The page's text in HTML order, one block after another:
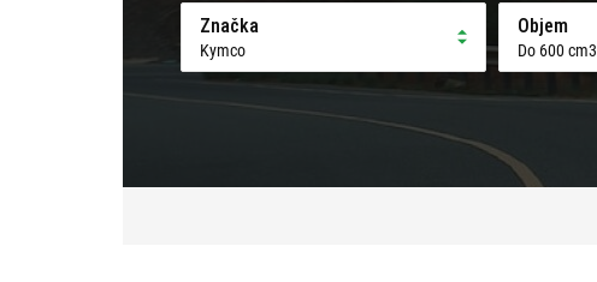
Značka
Kymco
Objem
Do 600 cm3